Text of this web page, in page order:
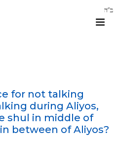
for not talking
during Aliyos,
shul in middle of
between of Aliyos?